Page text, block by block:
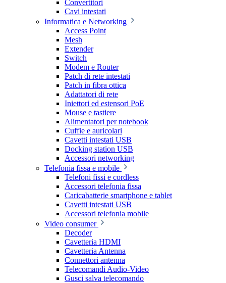
Convertitori
Cavi intestati
Informatica e Networking
Access Point
Mesh
Extender
Switch
Modem e Router
Patch di rete intestati
Patch in fibra ottica
Adattatori di rete
Iniettori ed estensori PoE
Mouse e tastiere
Alimentatori per notebook
Cuffie e auricolari
Cavetti intestati USB
Docking station USB
Accessori networking
Telefonia fissa e mobile
Telefoni fissi e cordless
Accessori telefonia fissa
Caricabatterie smartphone e tablet
Cavetti intestati USB
Accessori telefonia mobile
Video consumer
Decoder
Cavetteria HDMI
Cavetteria Antenna
Connettori antenna
Telecomandi Audio-Video
Gusci salva telecomando